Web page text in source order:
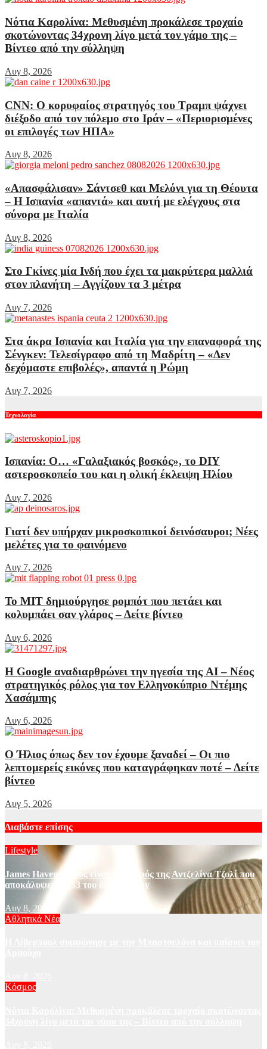
Νότια Καρολίνα: Μεθυσμένη προκάλεσε τροχαίο
σκοτώνοντας 34χρονη λίγο μετά τον γάμο της –
Βίντεο από την σύλληψη
Αυγ 8, 2026
CNN: Ο κορυφαίος στρατηγός του Τραμπ ψάχνει
διέξοδο από τον πόλεμο στο Ιράν – «Περιορισμένες
οι επιλογές των ΗΠΑ»
Αυγ 8, 2026
«Απασφάλισαν» Σάντσεθ και Μελόνι για τη Θέουτα
– Η Ισπανία «απαντά» και αυτή με ελέγχους στα
σύνορα με Ιταλία
Αυγ 8, 2026
Στο Γκίνες μία Ινδή που έχει τα μακρύτερα μαλλιά
στον πλανήτη – Αγγίζουν τα 3 μέτρα
Αυγ 7, 2026
Στα άκρα Ισπανία και Ιταλία για την επαναφορά της
Σένγκεν: Τελεσίγραφο από τη Μαδρίτη – «Δεν
δεχόμαστε επιβολές», απαντά η Ρώμη
Αυγ 7, 2026
Τεχνολογία
Ισπανία: Ο… «Γαλαξιακός βοσκός», το DIY
αστεροσκοπείο του και η ολική έκλειψη Ηλίου
Αυγ 7, 2026
Γιατί δεν υπήρχαν μικροσκοπικοί δεινόσαυροι; Νέες
μελέτες για το φαινόμενο
Αυγ 7, 2026
Το MIT δημιούργησε ρομπότ που πετάει και
κολυμπάει σαν γλάρος – Δείτε βίντεο
Αυγ 6, 2026
Η Google αναδιαρθρώνει την ηγεσία της AI – Νέος
στρατηγικός ρόλος για τον Ελληνοκύπριο Ντέμης
Χασάμπης
Αυγ 6, 2026
Ο Ήλιος όπως δεν τον έχουμε ξαναδεί – Οι πιο
λεπτομερείς εικόνες που καταγράφηκαν ποτέ – Δείτε
βίντεο
Αυγ 5, 2026
Διαβάστε επίσης
Lifestyle
James Haven: Ποιος είναι ο αδερφός της Αντζελίνα Τζολί που
αποκάλυψε στα 53 του ότι είναι gay
Αυγ 8, 2026
Αθλητικά Νέα
Κόσμος